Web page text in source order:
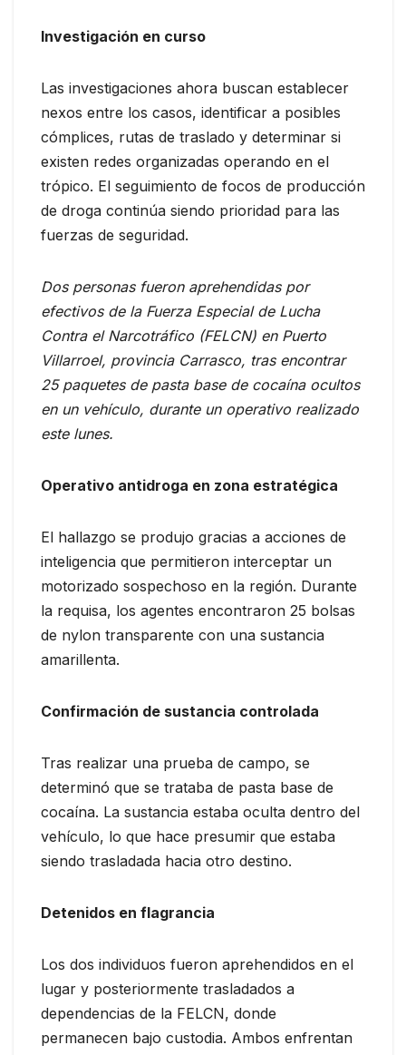
Investigación en curso
Las investigaciones ahora buscan establecer
nexos entre los casos, identificar a posibles
cómplices, rutas de traslado y determinar si
existen redes organizadas operando en el
trópico. El seguimiento de focos de producción
de droga continúa siendo prioridad para las
fuerzas de seguridad.
Dos personas fueron aprehendidas por
efectivos de la Fuerza Especial de Lucha
Contra el Narcotráfico (FELCN) en Puerto
Villarroel, provincia Carrasco, tras encontrar
25 paquetes de pasta base de cocaína ocultos
en un vehículo, durante un operativo realizado
este lunes.
Operativo antidroga en zona estratégica
El hallazgo se produjo gracias a acciones de
inteligencia que permitieron interceptar un
motorizado sospechoso en la región. Durante
la requisa, los agentes encontraron 25 bolsas
de nylon transparente con una sustancia
amarillenta.
Confirmación de sustancia controlada
Tras realizar una prueba de campo, se
determinó que se trataba de pasta base de
cocaína. La sustancia estaba oculta dentro del
vehículo, lo que hace presumir que estaba
siendo trasladada hacia otro destino.
Detenidos en flagrancia
Los dos individuos fueron aprehendidos en el
lugar y posteriormente trasladados a
dependencias de la FELCN, donde
permanecen bajo custodia. Ambos enfrentan